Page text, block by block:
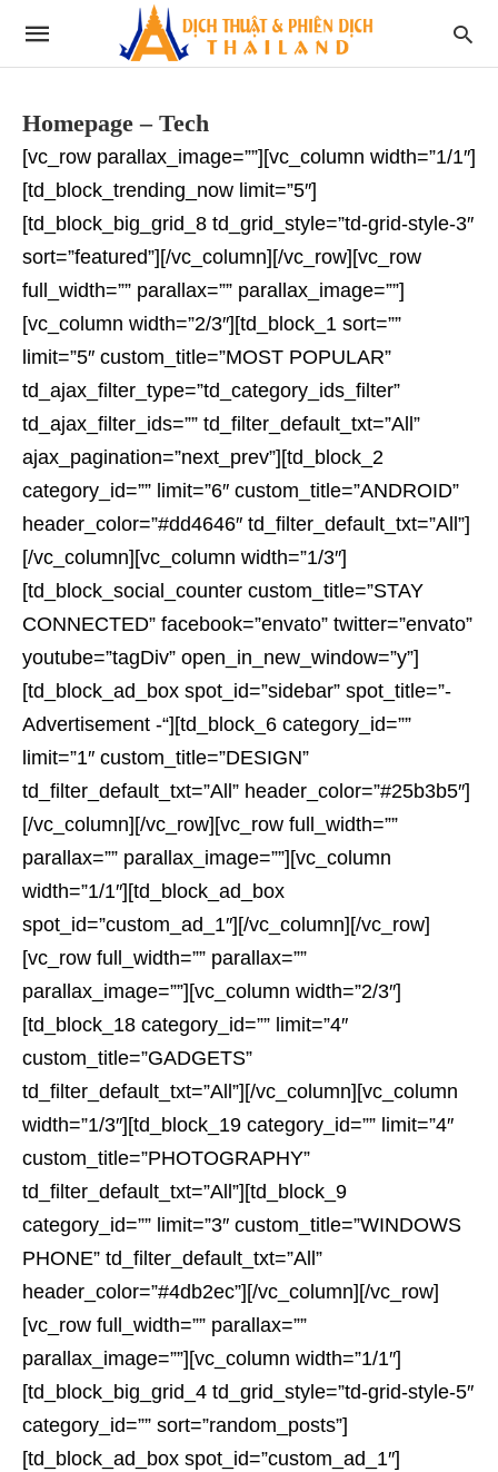
Homepage – Tech
[vc_row parallax_image=””][vc_column width=”1/1″]
[td_block_trending_now limit=”5″]
[td_block_big_grid_8 td_grid_style=”td-grid-style-3″
sort=”featured”][/vc_column][/vc_row][vc_row
full_width=”” parallax=”” parallax_image=””]
[vc_column width=”2/3″][td_block_1 sort=””
limit=”5″ custom_title=”MOST POPULAR”
td_ajax_filter_type=”td_category_ids_filter”
td_ajax_filter_ids=”” td_filter_default_txt=”All”
ajax_pagination=”next_prev”][td_block_2
category_id=”” limit=”6″ custom_title=”ANDROID”
header_color=”#dd4646″ td_filter_default_txt=”All”]
[/vc_column][vc_column width=”1/3″]
[td_block_social_counter custom_title=”STAY
CONNECTED” facebook=”envato” twitter=”envato”
youtube=”tagDiv” open_in_new_window=”y”]
[td_block_ad_box spot_id=”sidebar” spot_title=”-
Advertisement -“][td_block_6 category_id=””
limit=”1″ custom_title=”DESIGN”
td_filter_default_txt=”All” header_color=”#25b3b5″]
[/vc_column][/vc_row][vc_row full_width=””
parallax=”” parallax_image=””][vc_column
width=”1/1″][td_block_ad_box
spot_id=”custom_ad_1″][/vc_column][/vc_row]
[vc_row full_width=”” parallax=””
parallax_image=””][vc_column width=”2/3″]
[td_block_18 category_id=”” limit=”4″
custom_title=”GADGETS”
td_filter_default_txt=”All”][/vc_column][vc_column
width=”1/3″][td_block_19 category_id=”” limit=”4″
custom_title=”PHOTOGRAPHY”
td_filter_default_txt=”All”][td_block_9
category_id=”” limit=”3″ custom_title=”WINDOWS
PHONE” td_filter_default_txt=”All”
header_color=”#4db2ec”][/vc_column][/vc_row]
[vc_row full_width=”” parallax=””
parallax_image=””][vc_column width=”1/1″]
[td_block_big_grid_4 td_grid_style=”td-grid-style-5″
category_id=”” sort=”random_posts”]
[td_block_ad_box spot_id=”custom_ad_1″]